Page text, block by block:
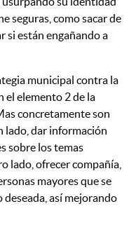
seguras, como sacar de
si están engañando a
municipal contra la
el elemento 2 de la
concretamente son
lado, dar información
sobre los temas
lado, ofrecer compañía,
mayores que se
así mejorando